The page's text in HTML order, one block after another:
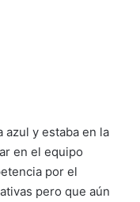
azul y estaba en la
en el equipo
por el
pero que aún